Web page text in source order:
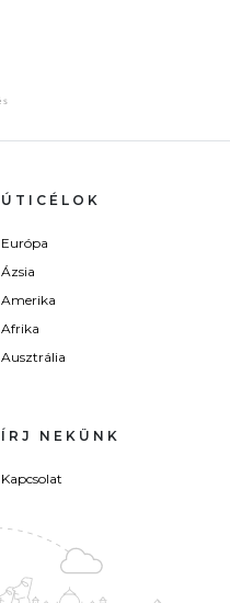
ÚTICÉLOK
Európa
Ázsia
Amerika
Afrika
Ausztrália
ÍRJ NEKÜNK
Kapcsolat